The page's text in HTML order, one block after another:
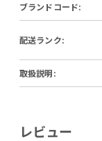
ブランドコード:
配送ランク:
取扱説明:
レビュー